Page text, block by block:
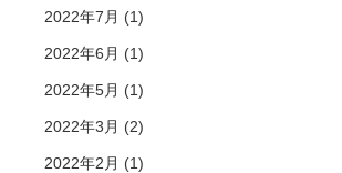
2022年7月 (1)
2022年6月 (1)
2022年5月 (1)
2022年3月 (2)
2022年2月 (1)